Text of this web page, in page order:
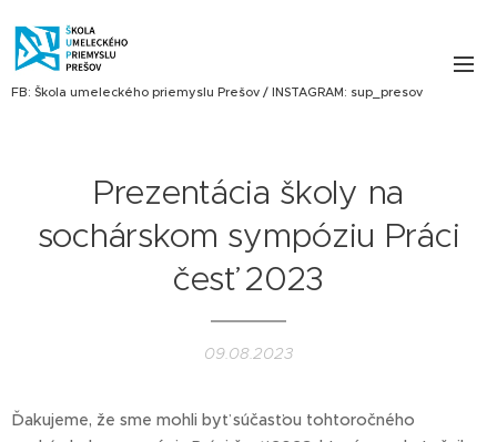
FB: Škola umeleckého priemyslu Prešov / INSTAGRAM: sup_presov
Prezentácia školy na
sochárskom sympóziu Práci
česť 2023
09.08.2023
Ďakujeme, že sme mohli byť súčasťou tohtoročného